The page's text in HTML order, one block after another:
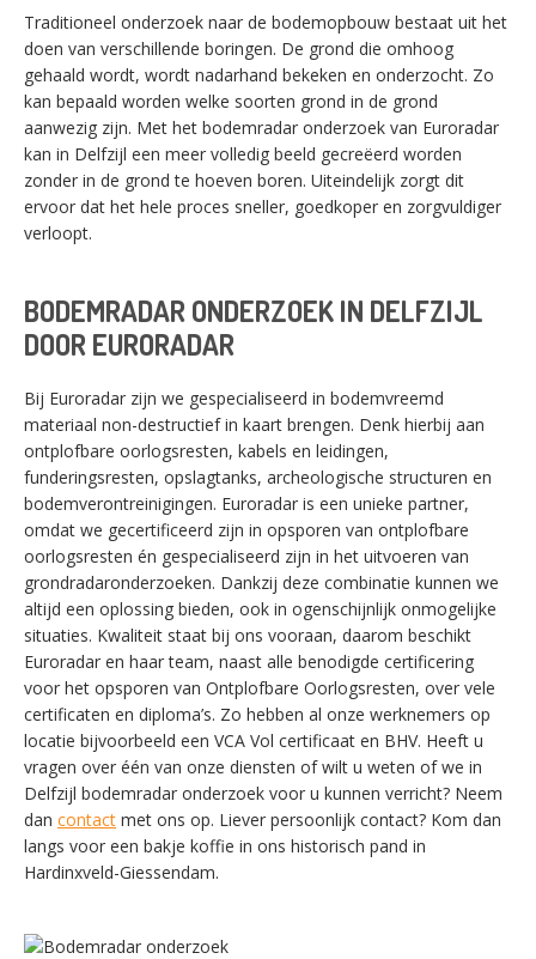
Traditioneel onderzoek naar de bodemopbouw bestaat uit het
doen van verschillende boringen. De grond die omhoog
gehaald wordt, wordt nadarhand bekeken en onderzocht. Zo
kan bepaald worden welke soorten grond in de grond
aanwezig zijn. Met het bodemradar onderzoek van Euroradar
kan in Delfzijl een meer volledig beeld gecreëerd worden
zonder in de grond te hoeven boren. Uiteindelijk zorgt dit
ervoor dat het hele proces sneller, goedkoper en zorgvuldiger
verloopt.
BODEMRADAR ONDERZOEK IN DELFZIJL
DOOR EURORADAR
Bij Euroradar zijn we gespecialiseerd in bodemvreemd
materiaal non-destructief in kaart brengen. Denk hierbij aan
ontplofbare oorlogsresten, kabels en leidingen,
funderingsresten, opslagtanks, archeologische structuren en
bodemverontreinigingen. Euroradar is een unieke partner,
omdat we gecertificeerd zijn in opsporen van ontplofbare
oorlogsresten én gespecialiseerd zijn in het uitvoeren van
grondradaronderzoeken. Dankzij deze combinatie kunnen we
altijd een oplossing bieden, ook in ogenschijnlijk onmogelijke
situaties. Kwaliteit staat bij ons vooraan, daarom beschikt
Euroradar en haar team, naast alle benodigde certificering
voor het opsporen van Ontplofbare Oorlogsresten, over vele
certificaten en diploma’s. Zo hebben al onze werknemers op
locatie bijvoorbeeld een VCA Vol certificaat en BHV. Heeft u
vragen over één van onze diensten of wilt u weten of we in
Delfzijl bodemradar onderzoek voor u kunnen verricht? Neem
dan contact met ons op. Liever persoonlijk contact? Kom dan
langs voor een bakje koffie in ons historisch pand in
Hardinxveld-Giessendam.